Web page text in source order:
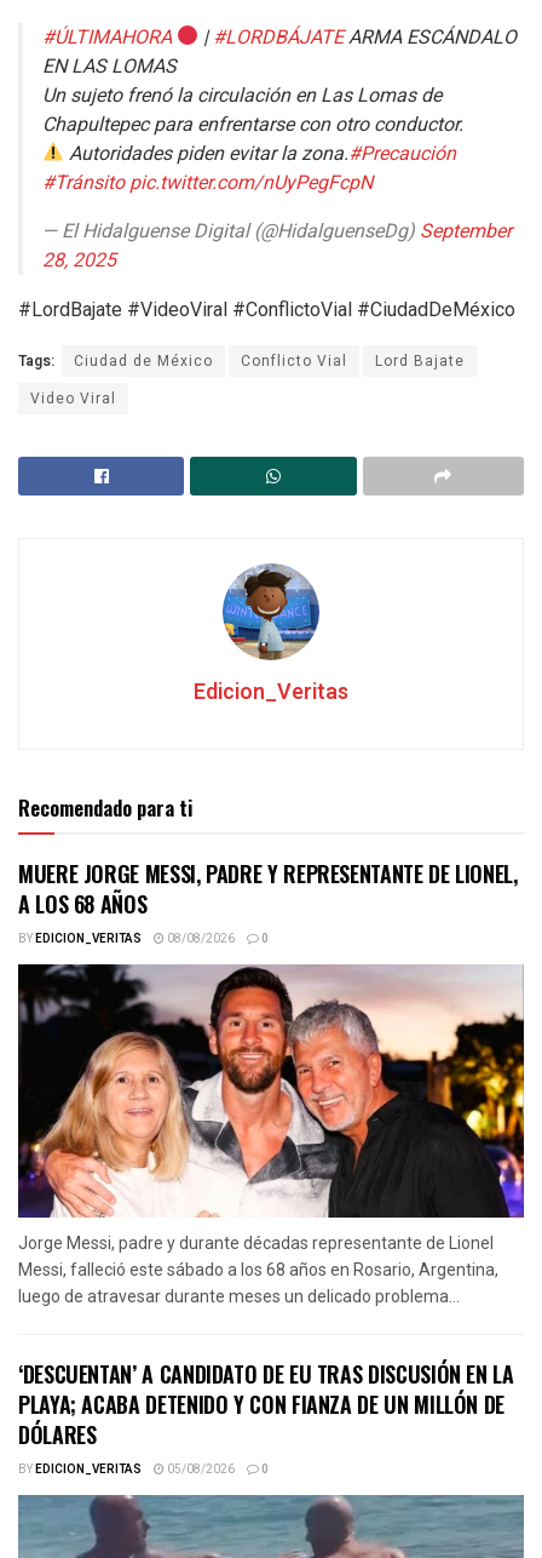
#ÚLTIMAHORA |#LORDBÁJATEARMA ESCÁNDALO
EN LAS LOMAS
Un sujeto frenó la circulación en Las Lomas de
Chapultepec para enfrentarse con otro conductor.
Autoridades piden evitar la zona.#Precaución
#Tránsito pic.twitter.com/nUyPegFcpN
— El Hidalguense Digital (@HidalguenseDg) September
28, 2025
#LordBajate #VideoViral #ConflictoVial #CiudadDeMéxico
Tags: Ciudad de México Conflicto Vial
Lord Bajate
Video Viral
Edicion_Veritas
Recomendado para ti
MUERE JORGE MESSI, PADRE Y REPRESENTANTE DE LIONEL,
A LOS 68 AÑOS
BYEDICION_VERITAS 08/08/2026 0
Jorge Messi, padre y durante décadas representante de Lionel
Messi, falleció este sábado a los 68 años en Rosario, Argentina,
luego de atravesar durante meses un delicado problema...
‘DESCUENTAN’ A CANDIDATO DE EU TRAS DISCUSIÓN EN LA
PLAYA; ACABA DETENIDO Y CON FIANZA DE UN MILLÓN DE
DÓLARES
BYEDICION_VERITAS 05/08/2026 0